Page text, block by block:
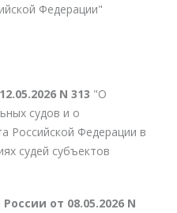
Федерации"
N 313 "О
судов и о
Российской Федерации в
судей субъектов
от 08.05.2026 N